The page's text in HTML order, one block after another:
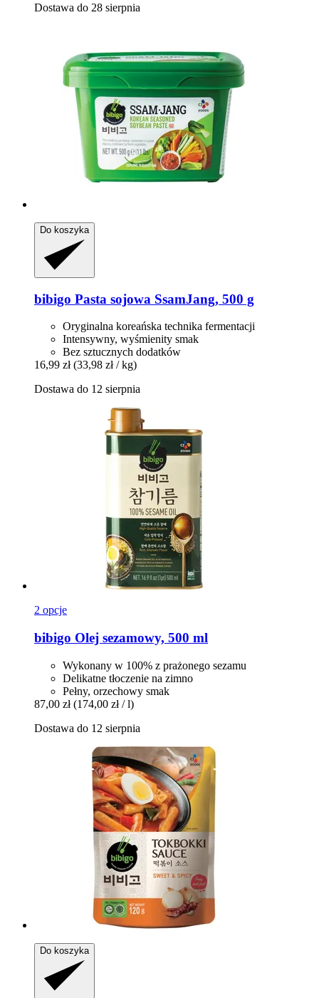
Dostawa do 28 sierpnia
Do koszyka
bibigo Pasta sojowa SsamJang, 500 g
Oryginalna koreańska technika fermentacji
Intensywny, wyśmienity smak
Bez sztucznych dodatków
16,99 zł (33,98 zł / kg)
Dostawa do 12 sierpnia
2 opcje
bibigo Olej sezamowy, 500 ml
Wykonany w 100% z prażonego sezamu
Delikatne tłoczenie na zimno
Pełny, orzechowy smak
87,00 zł (174,00 zł / l)
Dostawa do 12 sierpnia
Do koszyka